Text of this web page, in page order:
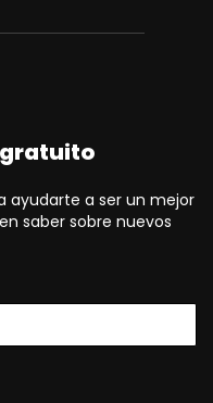
ayudarte a ser un mejor
saber sobre nuevos